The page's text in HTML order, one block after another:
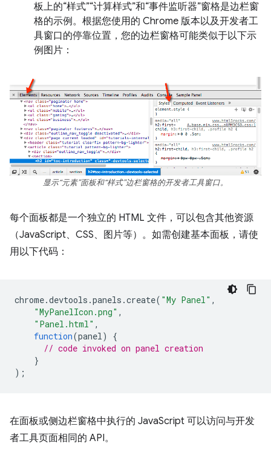
板上的“样式”“计算样式”和“事件监听器”窗格是边栏窗
格的示例。根据您使用的 Chrome 版本以及开发者工
具窗口的停靠位置，您的边栏窗格可能类似于以下示
例图片：
显示“元素”面板和“样式”边栏窗格的开发者工具窗口。
每个面板都是一个独立的 HTML 文件，可以包含其他资源
（JavaScript、CSS、图片等）。如需创建基本面板，请使
用以下代码：
chrome.devtools .panels .create( "My Panel" ,
"MyPanelIcon.png" ,
"Panel.html" ,
function(panel)
{
// code invoked on panel creation
}
);
在面板或侧边栏窗格中执行的 JavaScript 可以访问与开发
者工具页面相同的 API。